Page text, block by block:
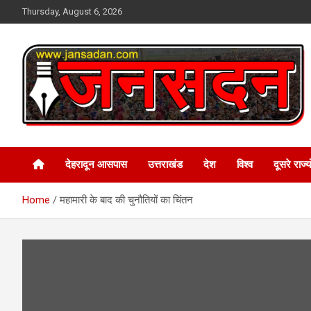
to
Thursday, August 6, 2026
Jan Sadan
देहरादून आसपास उत्तराखंड देश विश्व दूसरे
Home महामारी के बाद की चुनौतियों का चिंतन